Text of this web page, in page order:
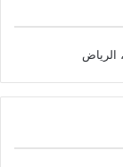
الرياض